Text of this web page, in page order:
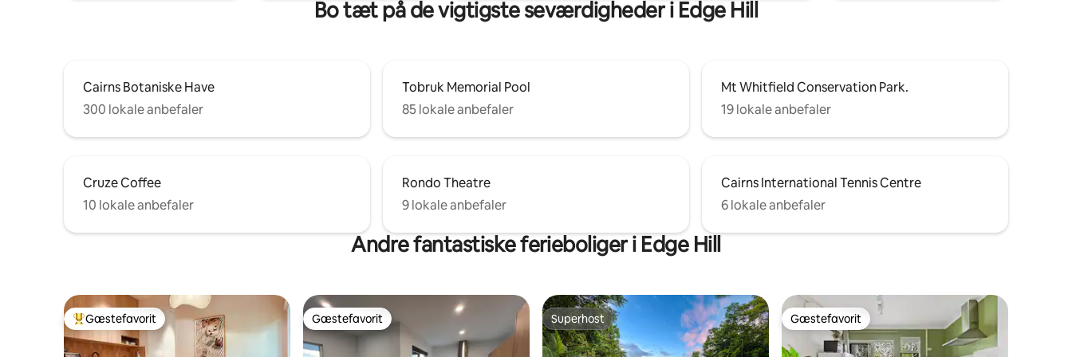
Bo tæt på de vigtigste seværdigheder i Edge Hill
Cairns Botaniske Have
300 lokale anbefaler
Tobruk Memorial Pool
85 lokale anbefaler
Mt Whitfield Conservation Park.
19 lokale anbefaler
Cruze Coffee
10 lokale anbefaler
Rondo Theatre
9 lokale anbefaler
Cairns International Tennis Centre
6 lokale anbefaler
Andre fantastiske ferieboliger i Edge Hill
Bedste gæstefavorit
Gæstefavorit Gæstefavorit
Gæstefavorit Superhost
Superhost Gæstefavorit
Gæstefavorit